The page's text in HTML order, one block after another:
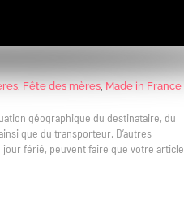
Fête des mères Made in France
géographique du destinataire, du
que du transporteur. D’autres
férié, peuvent faire que votre article